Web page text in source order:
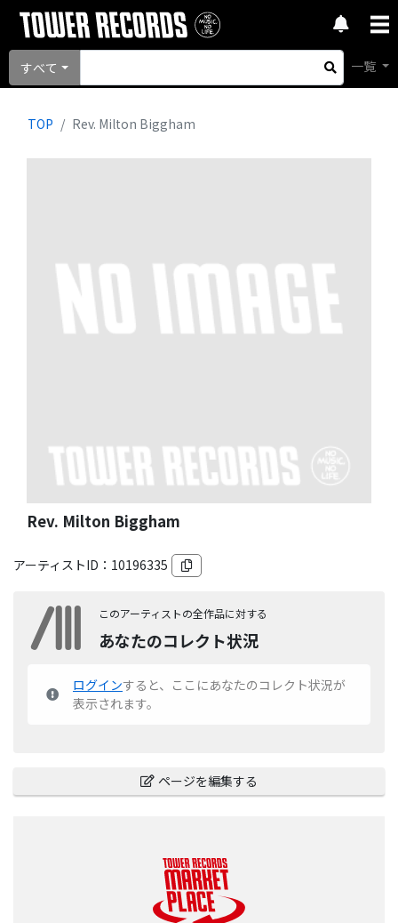
すべて 一覧
TOP Rev. Milton Biggham
Rev. Milton Biggham
アーティストID： 10196335
このアーティストの全作品に対する
あなたのコレクト状況
ログインすると、ここにあなたのコレクト状況が
表示されます。
ページを編集する